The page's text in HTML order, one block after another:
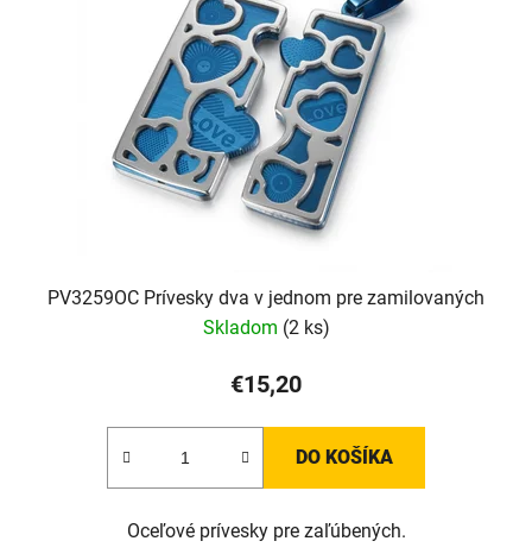
PV3259OC Prívesky dva v jednom pre zamilovaných
Skladom (2 ks)
€15,20
DO KOŠÍKA
Oceľové prívesky pre zaľúbených.